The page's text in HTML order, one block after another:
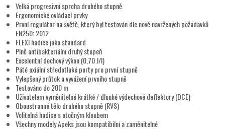
Velká progresivní sprcha druhého stupně
Ergonomické ovládací prvky
První regulátor na světě, který byl testován dle nově navržených požadavků
EN250: 2012
FLEXI hadice jako standard
Plně antibakteriální druhý stupeň
Excelentní dechový výkon (0,70 J/l)
Páté axiální středotlaké porty pro první stupně
Vylepšený průtok a vyvážení prvního stupně
Testováno do 200 m
Uživatelem vyměnitelné krátké / dlouhé výdechové deflektory (DCE)
Oboustranné tělo druhého stupně (RVS)
Volitelná hadice s otočným kloubem
Všechny modely Apeks jsou kompatibilní a zaměnitelné